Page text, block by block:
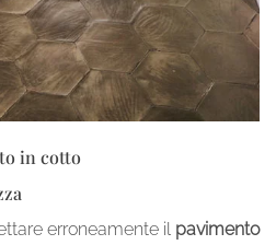
in cotto
erroneamente il pavimento